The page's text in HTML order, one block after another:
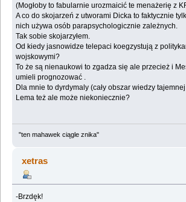
(Mogłoby to fabularnie urozmaicić te menażerię z
A co do skojarzeń z utworami Dicka to faktycznie
nich używa osób parapsychologicznie zależnych.
Tak sobie skojarzyłem.
Od kiedy jasnowidze telepaci koegzystują z
wojskowymi?
To że są nienaukowi to zgadza się ale przecież i
umieli prognozować .
Dla mnie to dyrdymaly (cały obszar wiedzy
Lema też ale może niekoniecznie?
"ten mahawek ciągle znika"
xetras
-Brzdęk!